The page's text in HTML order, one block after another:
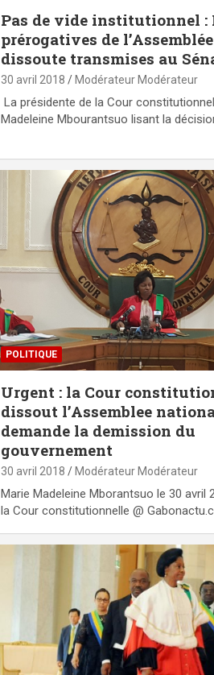
Pas de vide institutionnel :
prérogatives de
dissoute transmises au
30 avril 2018 Modérateur Modérateur
La présidente de la Cour
Madeleine Mbourantsuo lisant la
POLITIQUE
Urgent : la Cour
dissout l’Assemblee
demande la demission du
gouvernement
30 avril 2018 Modérateur Modérateur
Marie Madeleine Mborantsuo le 30 avril
la Cour constitutionnelle @